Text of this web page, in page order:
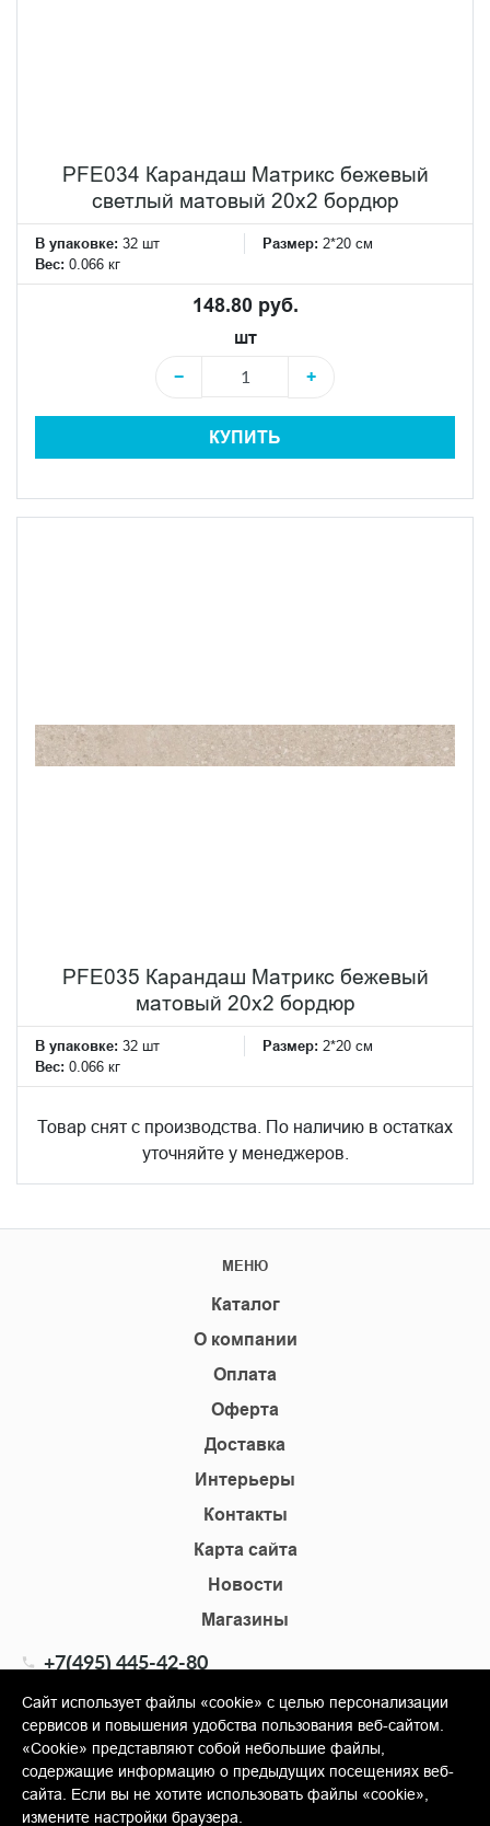
PFE034 Карандаш Матрикс бежевый
светлый матовый 20х2 бордюр
В упаковке: 32 шт Размер: 2*20 см
Вес: 0.066 кг
148.80 руб.
шт
−
+
КУПИТЬ
PFE035 Карандаш Матрикс бежевый
матовый 20х2 бордюр
В упаковке: 32 шт Размер: 2*20 см
Вес: 0.066 кг
Товар снят с производства. По наличию в остатках
уточняйте у менеджеров.
МЕНЮ
Каталог
О компании
Оплата
Оферта
Доставка
Интерьеры
Контакты
Карта сайта
Новости
Магазины
+7(495) 445-42-80
info@shopkm.ru
© Copyright 2013-2026 KERAMA MARAZZI, ООО «Гамма
Керамика»
Сайт использует файлы «cookie» с целью персонализации
сервисов и повышения удобства пользования веб-сайтом.
«Cookie» представляют собой небольшие файлы,
содержащие информацию о предыдущих посещениях веб-
сайта. Если вы не хотите использовать файлы «cookie»,
измените настройки браузера.